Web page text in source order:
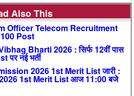
Also This
Officer Telecom Recruitment
Post
Bharti 2026 : सिर्फ 12वीं पास
नई भर्ती
2026 1st Merit List जारी :
1st Merit List आज 11:00 बजे